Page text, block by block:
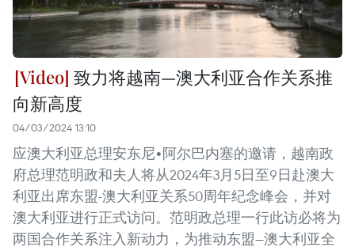
致力将越南—澳大利亚合作关系推
向新高度
04/03/2024 13:10
应澳大利亚总理安东尼•阿尔巴内塞的邀请，越南政
府总理范明政和夫人将从2024年3月5日至9日赴澳大
利亚出席东盟-澳大利亚关系50周年纪念峰会，并对
澳大利亚进行正式访问。范明政总理一行此访必将为
两国合作关系注入新动力，为推动东盟—澳大利亚全